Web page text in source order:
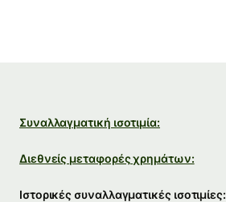
Συναλλαγματική ισοτιμία:
Διεθνείς μεταφορές χρημάτων:
Ιστορικές συναλλαγματικές ισοτιμίες: